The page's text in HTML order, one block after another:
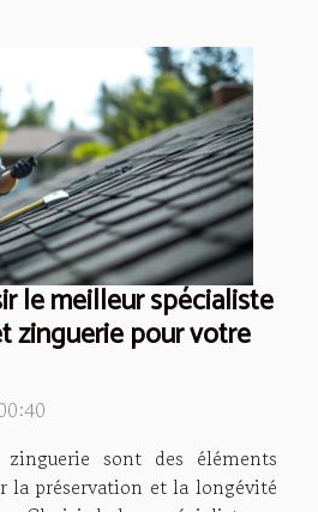
le meilleur spécialiste
zinguerie pour votre
sont des éléments
la préservation et la longévité